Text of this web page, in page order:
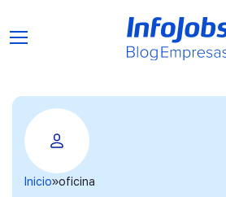
Inicio oficina